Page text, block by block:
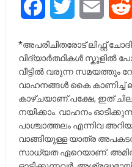
FacebookTwitter Email
*അപരിചിതരോട് ലിഫ്റ്റ്
വിദ്യാർത്ഥികൾ സ്കൂളിൽ
വീട്ടിൽ വരുന്ന സമയത്തും
വാഹനങ്ങൾ കൈ കാണിച്ച്
കാഴ്ചയാണ്.പക്ഷേ, ഇത്
നയിക്കാം. വാഹനം
പാശ്ചാത്തലം എന്നിവ
വാങ്ങിയുള്ള യാത്ര
സാധ്യത ഏറെയാണ്.